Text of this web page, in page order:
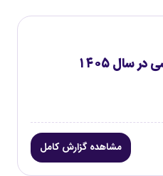
سال ۱۴۰۵
مشاهده گزارش کامل